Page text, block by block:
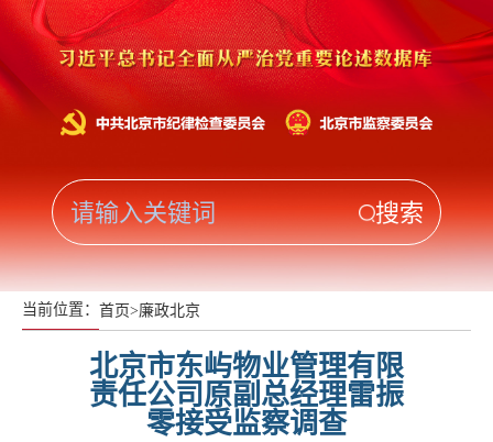
当前位置： 首页>廉政北京
北京市东屿物业管理有限
责任公司原副总经理雷振
零接受监察调查